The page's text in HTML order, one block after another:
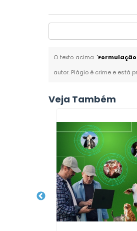
O texto acima "Formulação
autor. Plágio é crime e está
Veja Também